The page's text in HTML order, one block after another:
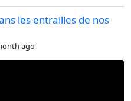
les entrailles de nos
ago